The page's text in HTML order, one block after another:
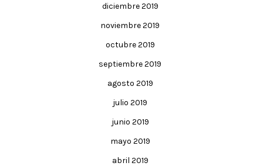
diciembre 2019
noviembre 2019
octubre 2019
septiembre 2019
agosto 2019
julio 2019
junio 2019
mayo 2019
abril 2019